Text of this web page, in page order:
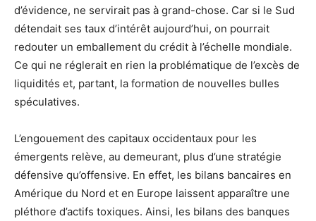
d’évidence, ne servirait pas à grand-chose. Car si le Sud
détendait ses taux d’intérêt aujourd’hui, on pourrait
redouter un emballement du crédit à l’échelle mondiale.
Ce qui ne réglerait en rien la problématique de l’excès de
liquidités et, partant, la formation de nouvelles bulles
spéculatives.
L’engouement des capitaux occidentaux pour les
émergents relève, au demeurant, plus d’une stratégie
défensive qu’offensive. En effet, les bilans bancaires en
Amérique du Nord et en Europe laissent apparaître une
pléthore d’actifs toxiques. Ainsi, les bilans des banques